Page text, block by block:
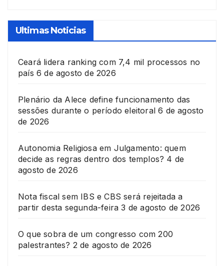
Ultimas Noticias
Ceará lidera ranking com 7,4 mil processos no
país 6 de agosto de 2026
Plenário da Alece define funcionamento das
sessões durante o período eleitoral 6 de agosto
de 2026
Autonomia Religiosa em Julgamento: quem
decide as regras dentro dos templos? 4 de
agosto de 2026
Nota fiscal sem IBS e CBS será rejeitada a
partir desta segunda-feira 3 de agosto de 2026
O que sobra de um congresso com 200
palestrantes? 2 de agosto de 2026